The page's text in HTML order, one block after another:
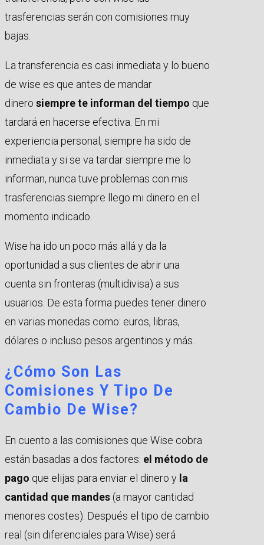
trasferencias serán con comisiones muy
bajas.
La transferencia es casi inmediata y lo bueno
de wise es que antes de mandar
dinero siempre te informan del tiempo que
tardará en hacerse efectiva. En mi
experiencia personal, siempre ha sido de
inmediata y si se va tardar siempre me lo
informan, nunca tuve problemas con mis
trasferencias siempre llego mi dinero en el
momento indicado.
Wise ha ido un poco más allá y da la
oportunidad a sus clientes de abrir una
cuenta sin fronteras (multidivisa) a sus
usuarios. De esta forma puedes tener dinero
en varias monedas como: euros, libras,
dólares o incluso pesos argentinos y más.
¿Cómo Son Las
Comisiones Y Tipo De
Cambio De Wise?
En cuento a las comisiones que Wise cobra
están basadas a dos factores: el método de
pago que elijas para enviar el dinero y la
cantidad que mandes (a mayor cantidad
menores costes). Después el tipo de cambio
real (sin diferenciales para Wise) será